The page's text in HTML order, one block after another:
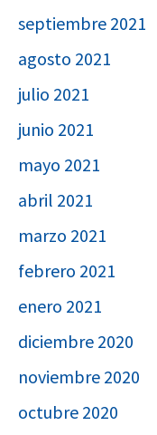
septiembre 2021
agosto 2021
julio 2021
junio 2021
mayo 2021
abril 2021
marzo 2021
febrero 2021
enero 2021
diciembre 2020
noviembre 2020
octubre 2020